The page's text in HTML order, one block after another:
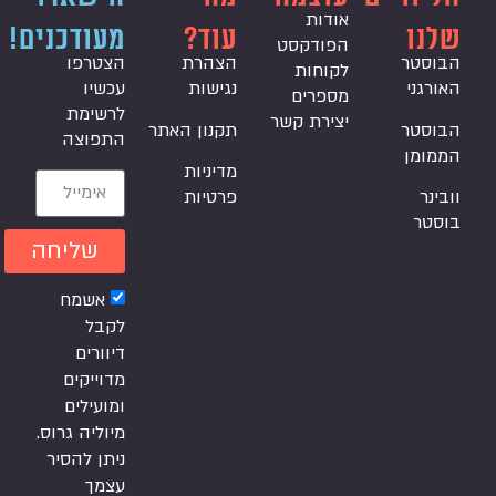
שלנו
הבוסטר
האורגני
הבוסטר
הממומן
וובינר
בוסטר
אודות
הפודקסט
לקוחות
מספרים
יצירת קשר
עוד?
הצהרת
נגישות
תקנון האתר
מדיניות
פרטיות
מעודכנים!
הצטרפו
עכשיו
לרשימת
התפוצה
אשמח
לקבל
דיוורים
מדוייקים
ומועילים
מיוליה גרוס.
ניתן להסיר
עצמך
שליחה